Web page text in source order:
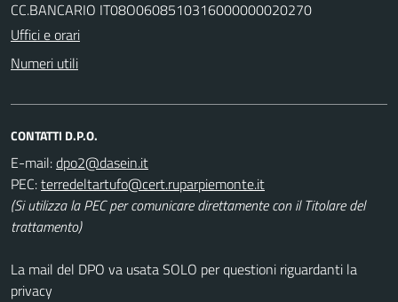
CC.BANCARIO IT08O0608510316000000020270
Uffici e orari
Numeri utili
CONTATTI D.P.O.
E-mail:
PEC:
(Si utilizza la PEC per comunicare direttamente con il Titolare del
trattamento)
La mail del DPO va usata SOLO per questioni riguardanti la
privacy